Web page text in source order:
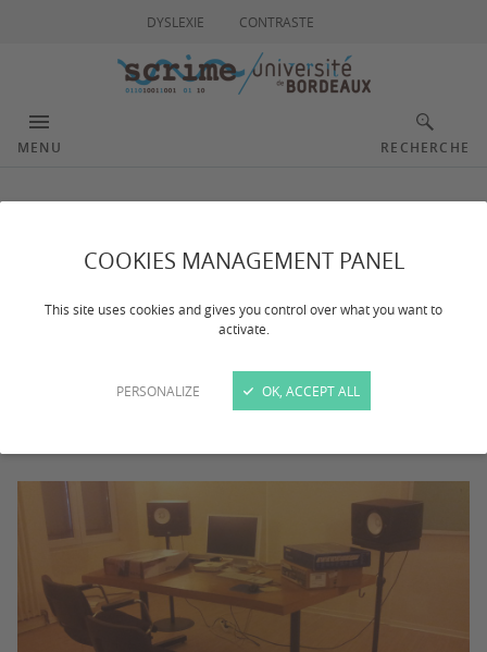
COOKIES MANAGEMENT PANEL
This site uses cookies and gives you control over what you want to
activate.
PERSONALIZE OK, ACCEPT ALL
DYSLEXIE CONTRASTE
MENU RECHERCHE
Dernière mise à jour :le 29/03/2024
Studio sobre (20m²) dédié au travail de composition et
de mixage, il permet une configuration